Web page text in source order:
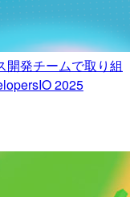
開発チームで取り組
2025